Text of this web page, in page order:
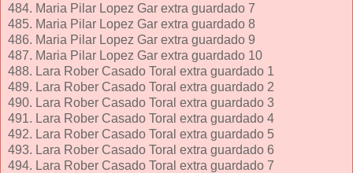
484. Maria Pilar Lopez Gar extra guardado 7
485. Maria Pilar Lopez Gar extra guardado 8
486. Maria Pilar Lopez Gar extra guardado 9
487. Maria Pilar Lopez Gar extra guardado 10
488. Lara Rober Casado Toral extra guardado 1
489. Lara Rober Casado Toral extra guardado 2
490. Lara Rober Casado Toral extra guardado 3
491. Lara Rober Casado Toral extra guardado 4
492. Lara Rober Casado Toral extra guardado 5
493. Lara Rober Casado Toral extra guardado 6
494. Lara Rober Casado Toral extra guardado 7